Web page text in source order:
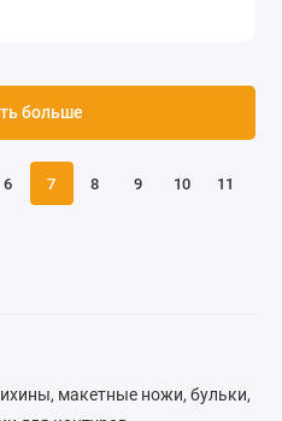
6 7 8 9 10 11
больше
макетные ножи, бульки,